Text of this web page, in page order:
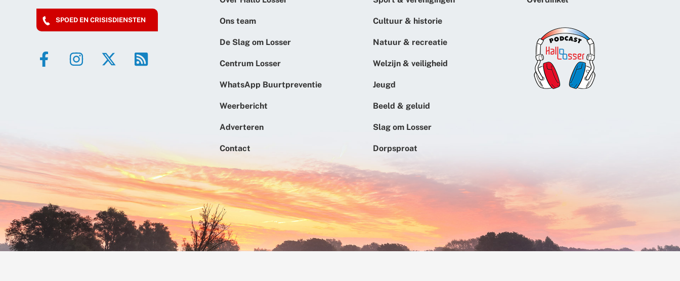
SPOED EN CRISISDIENSTEN Ons team
De Slag om Losser
Centrum Losser
WhatsApp Buurtpreventie
Weerbericht
Adverteren
Contact
Cultuur & historie
Natuur & recreatie
Welzijn & veiligheid
Jeugd
Beeld & geluid
Slag om Losser
Dorpsproat